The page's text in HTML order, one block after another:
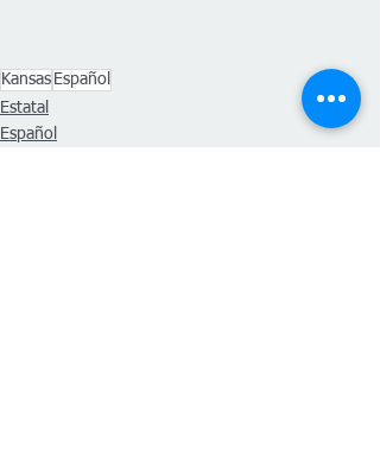
Kansas Español
Estatal
Español